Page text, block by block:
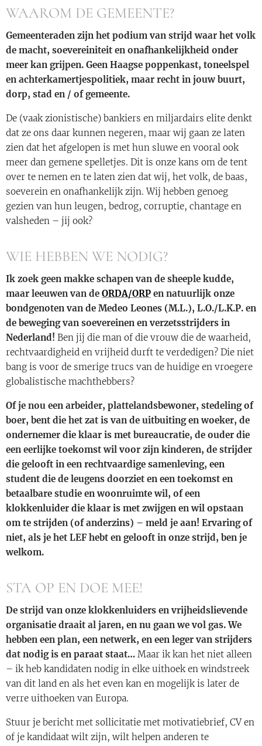
WAAROM DE GEMEENTE?
Gemeenteraden zijn het podium van strijd waar het volk
de macht, soevereiniteit en onafhankelijkheid onder
meer kan grijpen. Geen Haagse poppenkast, toneelspel
en achterkamertjespolitiek, maar recht in jouw buurt,
dorp, stad en / of gemeente.
De (vaak zionistische) bankiers en miljardairs elite denkt
dat ze ons daar kunnen negeren, maar wij gaan ze laten
zien dat het afgelopen is met hun sluwe en vooral ook
meer dan gemene spelletjes. Dit is onze kans om de tent
over te nemen en te laten zien dat wij, het volk, de baas,
soeverein en onafhankelijk zijn. Wij hebben genoeg
gezien van hun leugen, bedrog, corruptie, chantage en
valsheden – jij ook?
WIE HEBBEN WE NODIG?
Ik zoek geen makke schapen van de sheeple kudde,
maar leeuwen van de ORDA/ORP en natuurlijk onze
bondgenoten van de Medeo Leones (M.L.), L.O./L.K.P. en
de beweging van soevereinen en verzetsstrijders in
Nederland! Ben jij die man of die vrouw die de waarheid,
rechtvaardigheid en vrijheid durft te verdedigen? Die niet
bang is voor de smerige trucs van de huidige en vroegere
globalistische machthebbers?
Of je nou een arbeider, plattelandsbewoner, stedeling of
boer, bent die het zat is van de uitbuiting en woeker, de
ondernemer die klaar is met bureaucratie, de ouder die
een eerlijke toekomst wil voor zijn kinderen, de strijder
die gelooft in een rechtvaardige samenleving, een
student die de leugens doorziet en een toekomst en
betaalbare studie en woonruimte wil, of een
klokkenluider die klaar is met zwijgen en wil opstaan
om te strijden (of anderzins) – meld je aan! Ervaring of
niet, als je het LEF hebt en gelooft in onze strijd, ben je
welkom.
STA OP EN DOE MEE!
De strijd van onze klokkenluiders en vrijheidslievende
organisatie draait al jaren, en nu gaan we vol gas. We
hebben een plan, een netwerk, en een leger van strijders
dat nodig is en paraat staat… Maar ik kan het niet alleen
– ik heb kandidaten nodig in elke uithoek en windstreek
van dit land en als het even kan en mogelijk is later de
verre uithoeken van Europa.
Stuur je bericht met sollicitatie met motivatiebrief, CV en
of je kandidaat wilt zijn, wilt helpen anderen te